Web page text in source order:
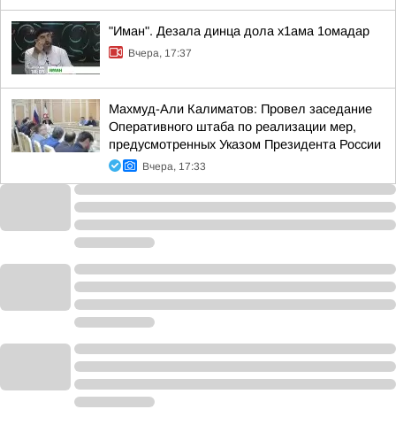
"Иман". Дезала динца дола х1ама 1омадар
Вчера, 17:37
Махмуд-Али Калиматов: Провел заседание
Оперативного штаба по реализации мер,
предусмотренных Указом Президента России
Вчера, 17:33